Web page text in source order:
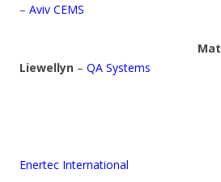
– Aviv CEMS
Liewellyn – QA Systems
Harry
Enertec International